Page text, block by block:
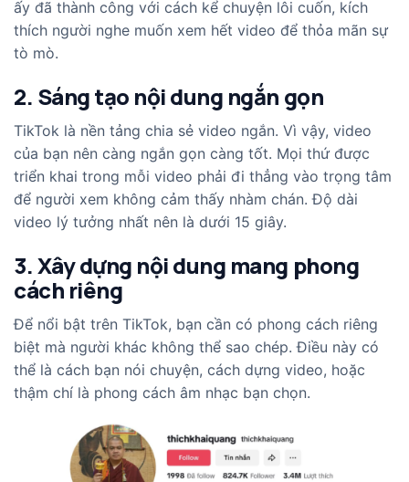
ấy đã thành công với cách kể chuyện lôi cuốn, kích
thích người nghe muốn xem hết video để thỏa mãn sự
tò mò.
2. Sáng tạo nội dung ngắn gọn
TikTok là nền tảng chia sẻ video ngắn. Vì vậy, video
của bạn nên càng ngắn gọn càng tốt. Mọi thứ được
triển khai trong mỗi video phải đi thẳng vào trọng tâm
để người xem không cảm thấy nhàm chán. Độ dài
video lý tưởng nhất nên là dưới 15 giây.
3. Xây dựng nội dung mang phong
cách riêng
Để nổi bật trên TikTok, bạn cần có phong cách riêng
biệt mà người khác không thể sao chép. Điều này có
thể là cách bạn nói chuyện, cách dựng video, hoặc
thậm chí là phong cách âm nhạc bạn chọn.